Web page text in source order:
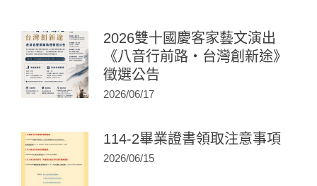
2026雙十國慶客家藝文演出
《八音行前路・台灣創新途》
徵選公告
2026/06/17
114-2畢業證書領取注意事項
2026/06/15